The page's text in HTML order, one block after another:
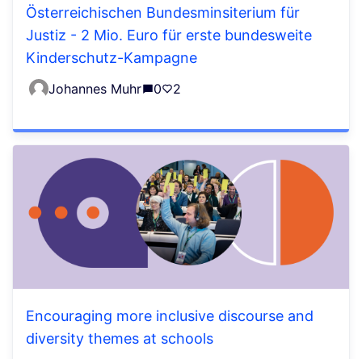
Österreichischen Bundesminsiterium für
Justiz - 2 Mio. Euro für erste bundesweite
Kinderschutz-Kampagne
Johannes Muhr 0 2
Encouraging more inclusive discourse and
diversity themes at schools